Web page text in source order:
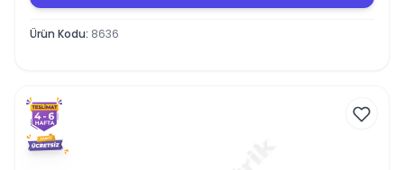
Ürün Kodu: 8636